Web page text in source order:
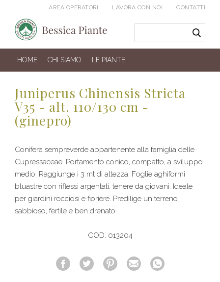
AREA OPERATORI LAVORA CON NOI CONTATTI
HOME CHI SIAMO LE PIANTE
Juniperus Chinensis Stricta
V35 - alt. 110/130 cm -
(ginepro)
Conifera sempreverde appartenente alla famiglia delle
Cupressaceae. Portamento conico, compatto, a sviluppo
medio. Raggiunge i 3 mt di altezza. Foglie aghiformi
bluastre con riflessi argentati, tenere da giovani. Ideale
per giardini rocciosi e fioriere. Predilige un terreno
sabbioso, fertile e ben drenato.
COD. 013204